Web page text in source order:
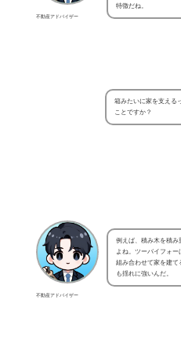
不動産アドバイザー
特徴だね。
箱みたいに家を支える
ことですか？
不動産アドバイザー
例えば、積み木を積み
よね。ツーバイフォ
組み合わせて家を建て
も揺れに強いんだ。